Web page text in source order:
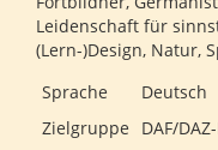
Leidenschaft für
(Lern-)Design, Natur,
Sprache
Deutsch
Zielgruppe
DAF/